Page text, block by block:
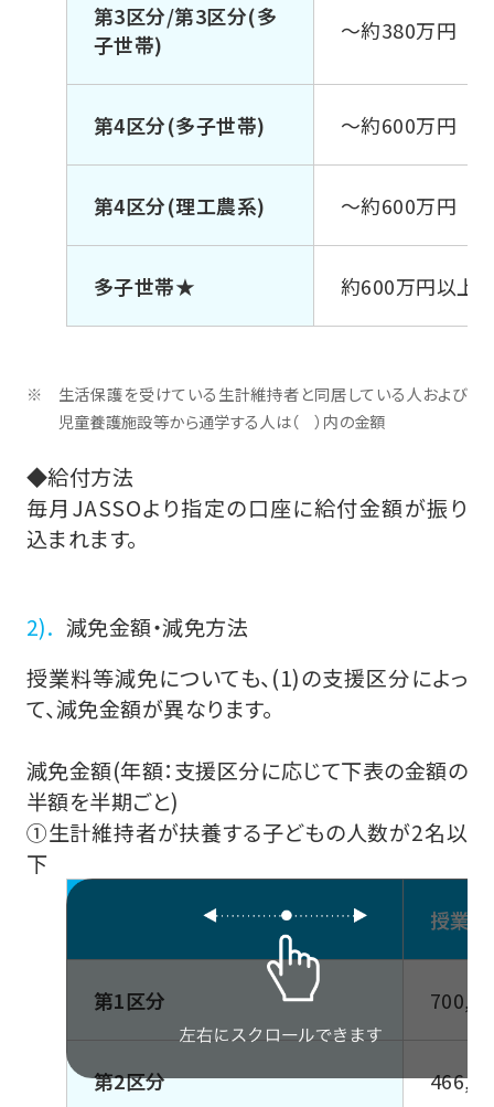
第3区分/第3区分(多
子世帯)
～約380万円
第4区分(多子世帯) ～約600万円
第4区分(理工農系) ～約600万円
多子世帯★ 約600万円以上
生活保護を受けている生計維持者と同居している人および
児童養護施設等から通学する人は（ ）内の金額
◆給付方法
毎月JASSOより指定の口座に給付金額が振り
込まれます。
減免金額・減免方法
授業料等減免についても、(1)の支援区分によっ
て、減免金額が異なります。
減免金額(年額：支援区分に応じて下表の金額の
半額を半期ごと)
①生計維持者が扶養する子どもの人数が2名以
下
授業
第1区分
第2区分